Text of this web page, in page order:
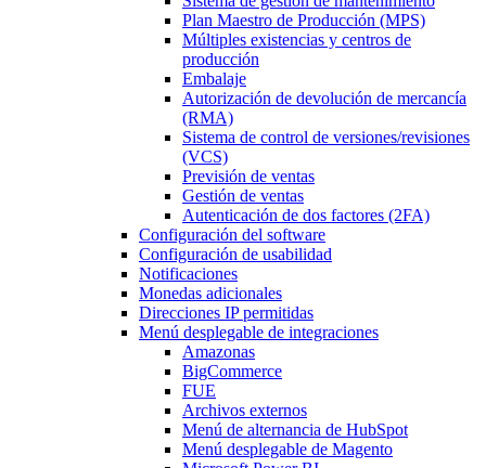
Plan Maestro de Producción (MPS)
Múltiples existencias y centros de
producción
Embalaje
Autorización de devolución de mercancía
(RMA)
Sistema de control de versiones/revisiones
(VCS)
Previsión de ventas
Gestión de ventas
Autenticación de dos factores (2FA)
Configuración del software
Configuración de usabilidad
Notificaciones
Monedas adicionales
Direcciones IP permitidas
Menú desplegable de integraciones
Amazonas
BigCommerce
FUE
Archivos externos
Menú de alternancia de HubSpot
Menú desplegable de Magento